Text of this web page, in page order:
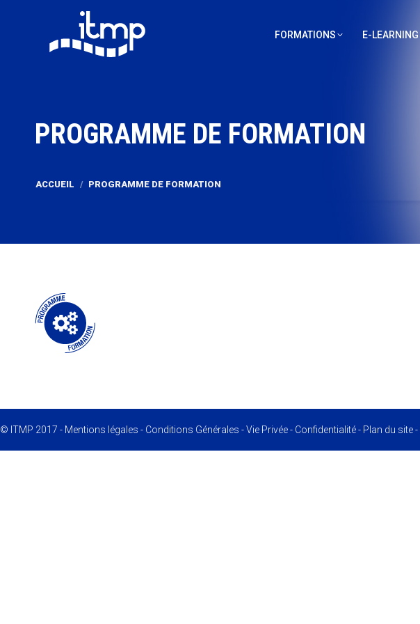
FORMATIONS E-LEARNING
PROGRAMME DE FORMATION
ACCUEIL PROGRAMME DE FORMATION
© ITMP 2017 - Mentions légales - Conditions Générales -Vie Privée- Confidentialité- Plan du site-